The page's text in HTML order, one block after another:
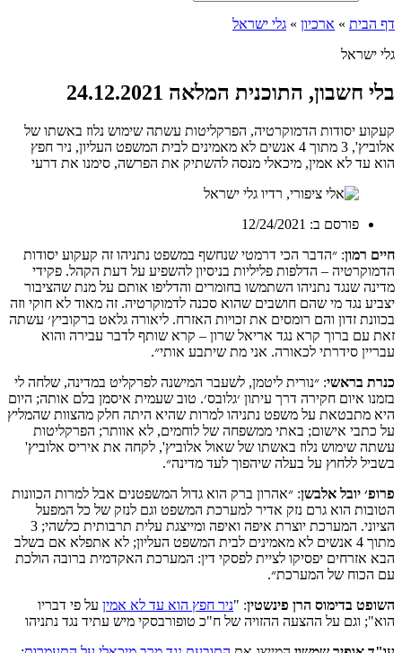
דף הבית » ארכיון » גלי ישראל
גלי ישראל
בלי חשבון, התוכנית המלאה 24.12.2021
קעקוע יסודות הדמוקרטיה, הפרקליטות עשתה שימוש נלוז באשתו של
אלוביץ', 3 מתוך 4 אנשים לא מאמינים לבית המשפט העליון, ניר חפץ
הוא עד לא אמין, מיכאלי מנסה להשתיק את הפרשה, סימנו את דרעי
פורסם ב: 12/24/2021
חיים רמון: ״הדבר הכי דרמטי שנחשף במשפט נתניהו זה קעקוע יסודות
הדמוקרטיה – הדלפות פליליות בניסיון להשפיע על דעת הקהל. פקידי
מדינה שנגד נתניהו השתמשו בחומרים והדליפו אותם על מנת שהציבור
יצביע נגד מי שהם חושבים שהוא סכנה לדמוקרטיה. זה מאוד לא חוקי וזה
בכוונת זדון והם רומסים את זכויות האזרח. ליאורה גלאט ברקוביץ׳ עשתה
זאת עם ברוך קרא נגד אריאל שרון – קרא שותף לדבר עבירה והוא
עבריין סידרתי לכאורה. אני מת שיתבע אותי״.
כנרת בראשי: ״נורית ליטמן, לשעבר המישנה לפרקליט במדינה, שלחה לי
בזמנו איום חקירה דרך עיתון ׳גלובס׳. טוב שעמית איסמן בלם אותה; היום
היא מתבטאת על משפט נתניהו למרות שהיא היתה חלק מהצוות שהמליץ
על כתבי אישום; באתי ממשפחה של לוחמים, לא אוותר; הפרקליטות
עשתה שימוש נלוז באשתו של שאול אלוביץ', לקחה את איריס אלוביץ'
בשביל ללחוץ על בעלה שיהפוך לעד מדינה״.
פרופ׳ יובל אלבשן: ״אהרון ברק הוא גדול המשפטנים אבל למרות הכוונות
הטובות הוא גרם נזק אדיר למערכת המשפט וגם לנזק של כל המפעל
הציוני. המערכת יוצרת איפה ואיפה ומייצגת עלית תרבותית כלשהי; 3
מתוך 4 אנשים לא מאמינים לבית המשפט העליון; לא אתפלא אם בשלב
הבא אזרחים יפסיקו לציית לפסקי דין: המערכת האקדמית ברובה הולכת
עם הכוח של המערכת״.
השופט בדימוס הרן פינשטין: "ניר חפץ הוא עד לא אמין על פי דבריו
הוא"; וגם על ההצעה ההזויה של ח"כ טופורבסקי מיש עתיד נגד נתניהו